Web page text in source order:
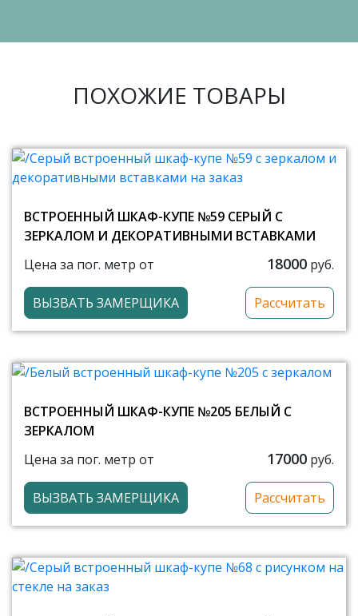
ПОХОЖИЕ ТОВАРЫ
ВСТРОЕННЫЙ ШКАФ-КУПЕ №59 СЕРЫЙ С
ЗЕРКАЛОМ И ДЕКОРАТИВНЫМИ ВСТАВКАМИ
Цена за пог. метр от
18000 руб.
ВЫЗВАТЬ ЗАМЕРЩИКА Рассчитать
ВСТРОЕННЫЙ ШКАФ-КУПЕ №205 БЕЛЫЙ С
ЗЕРКАЛОМ
Цена за пог. метр от
17000 руб.
ВЫЗВАТЬ ЗАМЕРЩИКА Рассчитать